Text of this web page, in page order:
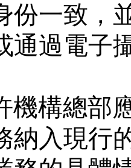
份一致，
通過電子
機構總部
納入現行